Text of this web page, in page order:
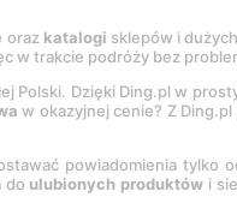
oraz katalogi sklepów i
w trakcie podróży bez
Polski. Dzięki Ding.pl w
w okazyjnej cenie? Z
powiadomienia tylko
do ulubionych produktów i